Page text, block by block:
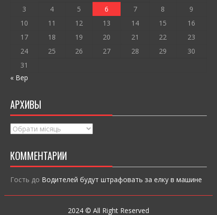
ся
3
4 5 6 7 8
9
10
11 12 13 14 15
16
17
18 19 20 21 22
23
24
25 26 27 28 29
30
31
« Вер
АРХИВЫ
Архивы
КОММЕНТАРИИ
Гость до Водителей будут штрафовать за елку в машине
2024 © All Right Reserved